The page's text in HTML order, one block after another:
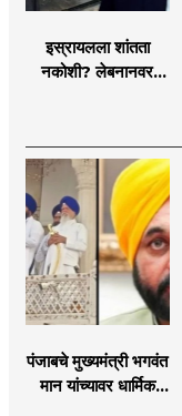
इस्रायलला शांतता
नकोशी? लेबनानवर
इराण-अमेरिकेत आरोप-
प्रत्यारोप
पंजाबचे मुख्यमंत्री भगवंत
मान यांच्यावर धार्मिक